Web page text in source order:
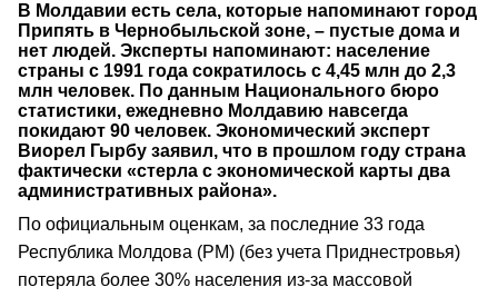
В Молдавии есть села, которые напоминают город
Припять в Чернобыльской зоне, – пустые дома и
нет людей. Эксперты напоминают: население
страны с 1991 года сократилось с 4,45 млн до 2,3
млн человек. По данным Национального бюро
статистики, ежедневно Молдавию навсегда
покидают 90 человек. Экономический эксперт
Виорел Гырбу заявил, что в прошлом году страна
фактически «стерла с экономической карты два
административных района».
По официальным оценкам, за последние 33 года
Республика Молдова (РМ) (без учета Приднестровья)
потеряла более 30% населения из-за массовой